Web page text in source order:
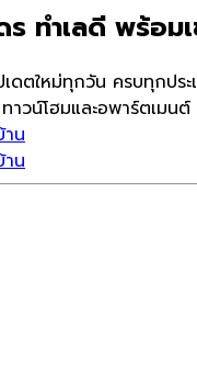
ทำเลดี พร้อม
ดตใหม่ทุกวัน ครบทุกป
วน์โฮมและอพาร์ตเมน
าน
าน